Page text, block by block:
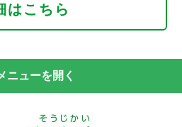
はこちら
ニューを開く